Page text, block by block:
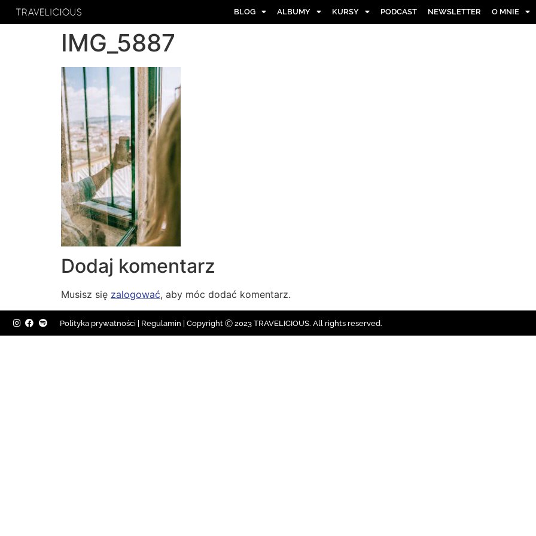
BLOG ALBUMY KURSY PODCAST NEWSLETTER O MNIE
IMG_5887
Dodaj komentarz
Musisz się zalogować, aby móc dodać komentarz.
Polityka prywatności Regulamin | Copyright Ⓒ 2023 TRAVELICIOUS. All rights reserved.